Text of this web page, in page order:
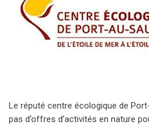
Le réputé centre écologique de
pas d’offres d’activités en nature